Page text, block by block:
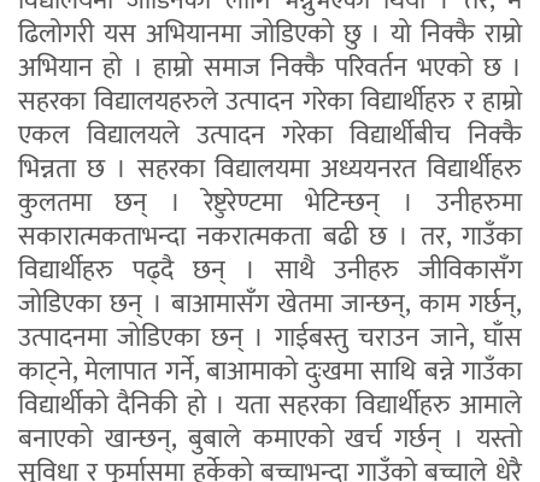
ढिलोगरी यस अभियानमा जोडिएको छु । यो निक्कै राम्रो
अभियान हो । हाम्रो समाज निक्कै परिवर्तन भएको छ ।
सहरका विद्यालयहरुले उत्पादन गरेका विद्यार्थीहरु र हाम्रो
एकल विद्यालयले उत्पादन गरेका विद्यार्थीबीच निक्कै
भिन्नता छ । सहरका विद्यालयमा अध्ययनरत विद्यार्थीहरु
कुलतमा छन् । रेष्टुरेण्टमा भेटिन्छन् । उनीहरुमा
सकारात्मकताभन्दा नकरात्मकता बढी छ । तर, गाउँका
विद्यार्थीहरु पढ्दै छन् । साथै उनीहरु जीविकासँग
जोडिएका छन् । बाआमासँग खेतमा जान्छन्, काम गर्छन्,
उत्पादनमा जोडिएका छन् । गाईबस्तु चराउन जाने, घाँस
काट्ने, मेलापात गर्ने, बाआमाको दुःखमा साथि बन्ने गाउँका
विद्यार्थीको दैनिकी हो । यता सहरका विद्यार्थीहरु आमाले
बनाएको खान्छन्, बुबाले कमाएको खर्च गर्छन् । यस्तो
सुविधा र फुर्मासमा हुर्केको बच्चाभन्दा गाउँको बच्चाले धेरै